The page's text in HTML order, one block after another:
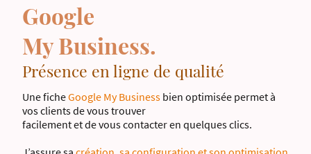
Google
My Business.
Présence en ligne de qualité
Une ficheGoogle My Business bien optimisée permet à
vos clients de vous trouver
facilement et de vous contacter en quelques clics.